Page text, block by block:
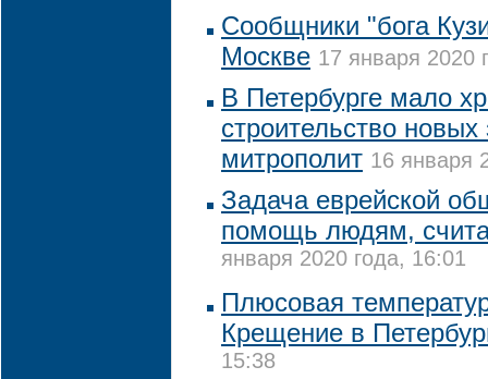
Сообщники "бога
Москве 17 января 2020
В Петербурге мало
строительство новых
митрополит 16 января
Задача еврейской
помощь людям,
января 2020 года, 16:01
Плюсовая
Крещение в
15:38